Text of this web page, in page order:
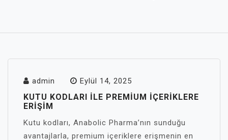
admin Eylül 14, 2025
KUTU KODLARI İLE PREMIUM İÇERIKLERE
ERIŞIM
Kutu kodları, Anabolic Pharma’nın sunduğu
avantajlarla, premium içeriklere erişmenin en